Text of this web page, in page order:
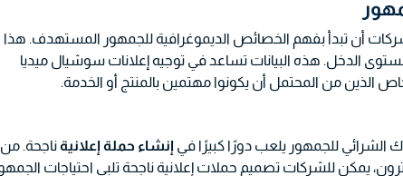
أن تبدأ بفهم الخصائص الديموغرافية للجمهور المستهدف. هذا
الدخل. هذه البيانات تساعد في توجيه إعلانات سوشيال ميديا
الذين من المحتمل أن يكونوا مهتمين بالمنتج أو الخدمة.
الشرائي للجمهور يلعب دورًا كبيرًا في إنشاء حملة إعلانيةناجحة. من
يمكن للشركات تصميم حملات إعلانية ناجحة تلبي احتياجات